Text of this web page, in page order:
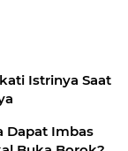
Istrinya Saat
Dapat Imbas